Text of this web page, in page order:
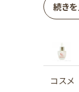
続き
コスメ